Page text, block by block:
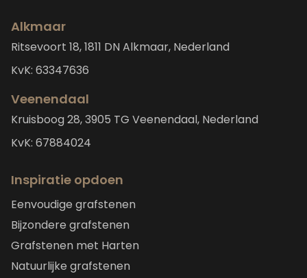
Alkmaar
Ritsevoort 18, 1811 DN Alkmaar, Nederland
KvK: 63347636
Veenendaal
Kruisboog 28, 3905 TG Veenendaal, Nederland
KvK: 67884024
Inspiratie opdoen
Eenvoudige grafstenen
Bijzondere grafstenen
Grafstenen met Harten
Natuurlijke grafstenen